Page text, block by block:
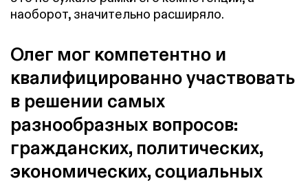
наоборот, значительно расширяло.
Олег мог компетентно и
квалифицированно участвовать
в решении самых
разнообразных вопросов:
гражданских, политических,
экономических, социальных